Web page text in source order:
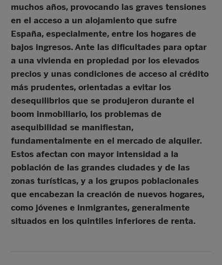
muchos años, provocando las graves tensiones
en el acceso a un alojamiento que sufre
España, especialmente, entre los hogares de
bajos ingresos. Ante las dificultades para optar
a una vivienda en propiedad por los elevados
precios y unas condiciones de acceso al crédito
más prudentes, orientadas a evitar los
desequilibrios que se produjeron durante el
boom inmobiliario, los problemas de
asequibilidad se manifiestan,
fundamentalmente en el mercado de alquiler.
Estos afectan con mayor intensidad a la
población de las grandes ciudades y de las
zonas turísticas, y a los grupos poblacionales
que encabezan la creación de nuevos hogares,
como jóvenes e inmigrantes, generalmente
situados en los quintiles inferiores de renta.